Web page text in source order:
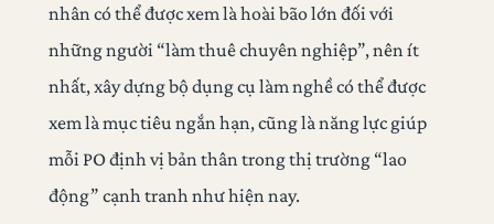
nhân có thể được xem là hoài bão lớn đối với
những người “làm thuê chuyên nghiệp”, nên ít
nhất, xây dựng bộ dụng cụ làm nghề có thể được
xem là mục tiêu ngắn hạn, cũng là năng lực giúp
mỗi PO định vị bản thân trong thị trường “lao
động” cạnh tranh như hiện nay.